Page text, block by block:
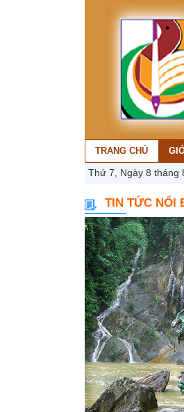
TRANG CHỦ
Thứ 7, Ngày 8 tháng
TIN TỨC NỔI